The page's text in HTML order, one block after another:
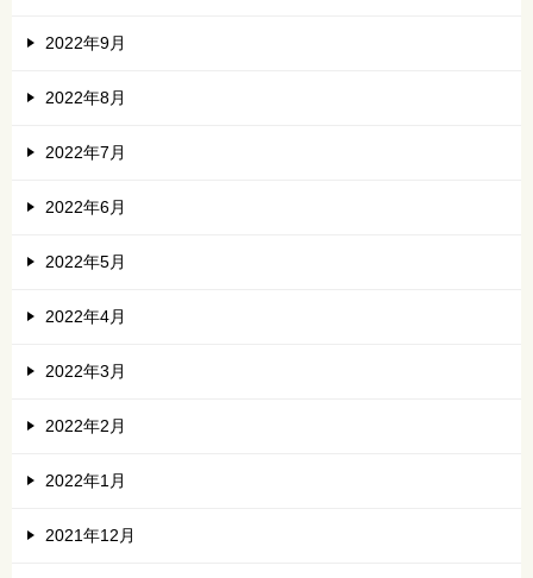
2022年9月
2022年8月
2022年7月
2022年6月
2022年5月
2022年4月
2022年3月
2022年2月
2022年1月
2021年12月